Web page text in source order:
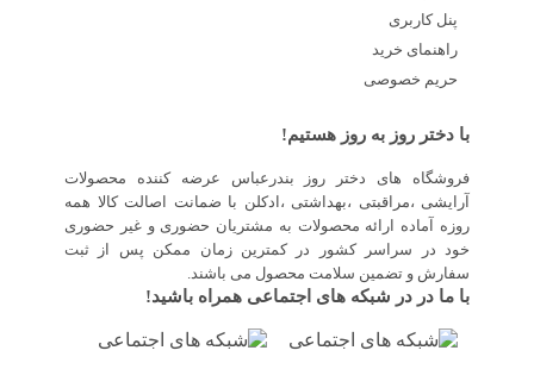
پنل کاربری
راهنمای خرید
حریم خصوصی
با دختر روز به روز هستیم!
فروشگاه های دختر روز بندرعباس عرضه کننده محصولات
آرایشی ،مراقبتی ،بهداشتی ،ادکلن با ضمانت اصالت کالا همه
روزه آماده ارائه محصولات به مشتریان حضوری و غیر حضوری
خود در سراسر کشور در کمترین زمان ممکن پس از ثبت
سفارش و تضمین سلامت محصول می باشند.
با ما در در شبکه های اجتماعی همراه باشید!